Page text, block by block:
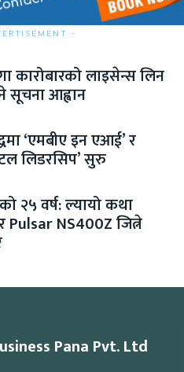
-
कारोबारको लाइसेन्स लिन
सूचना आह्वान
‘एमबीए इन एआई’ र
लिडरसिप’ सुरु
२५ वर्ष: ल्यायो कथा
Pulsar NS400Z जित्ने
Pana Pvt. Ltd